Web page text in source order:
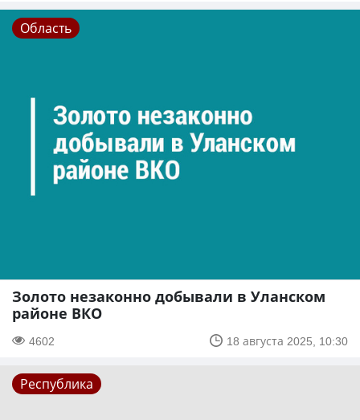
Область
Золото незаконно добывали в Уланском
районе ВКО
4602 18 августа 2025, 10:30
Республика